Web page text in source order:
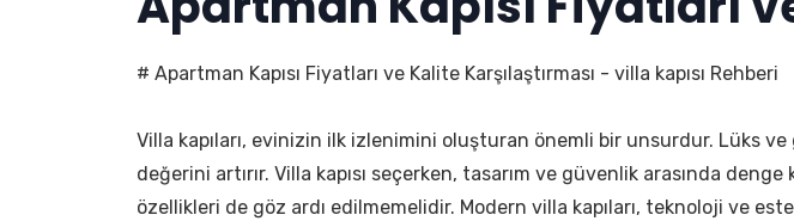
# Apartman Kapısı Fiyatları ve Kalite Karşılaştırması - villa kapısı Rehberi
Villa kapıları, evinizin ilk izlenimini oluşturan önemli bir unsurdur. Lüks
değerini artırır. Villa kapısı seçerken, tasarım ve güvenlik arasında
özellikleri de göz ardı edilmemelidir. Modern villa kapıları, teknoloji ve